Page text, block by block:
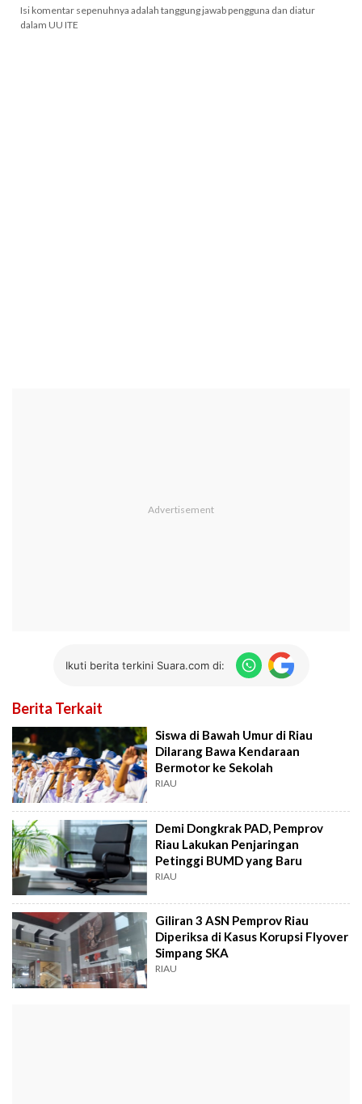
Isi komentar sepenuhnya adalah tanggung jawab pengguna dan diatur
dalam UU ITE
Ikuti berita terkini Suara.com di:
Berita Terkait
Siswa di Bawah Umur di Riau
Dilarang Bawa Kendaraan
Bermotor ke Sekolah
RIAU
Demi Dongkrak PAD, Pemprov
Riau Lakukan Penjaringan
Petinggi BUMD yang Baru
RIAU
Giliran 3 ASN Pemprov Riau
Diperiksa di Kasus Korupsi Flyover
Simpang SKA
RIAU